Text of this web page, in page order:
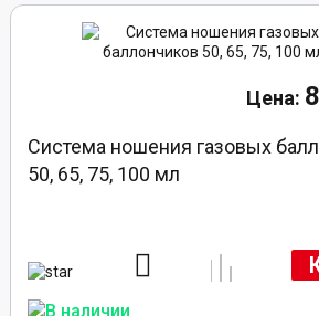
Система ношения газовых
50, 65, 75, 100 мл